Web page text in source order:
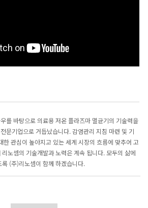
를 바탕으로 의료용 저온 플라즈마 멸균기의 기술력을
문기업으로 거듭났습니다. 감염관리 지침 마련 및 기
한 관심이 높아지고 있는 세계 시장의 흐름에 맞추어 고
노셈의 기술개발과 노력은 계속 됩니다. 모두의 삶에
(주)리노셈이 함께 하겠습니다.